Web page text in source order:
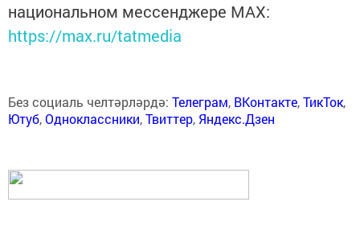
национальном мессенджере MАХ:
https://max.ru/tatmedia
Без социаль челтәрләрдә: Телеграм, ВКонтакте,ТикТок,
Ютуб,Одноклассники,Твиттер, Яндекс.Дзен